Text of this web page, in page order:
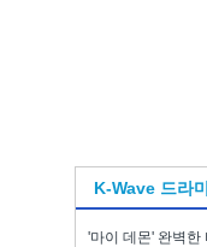
K-Wave 드라
'마이 데몬' 완벽한